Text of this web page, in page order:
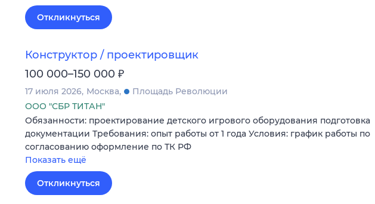
Откликнуться
Конструктор / проектировщик
100 000–150 000 ₽
17 июля 2026 Москва
Площадь Революции
ООО "СБР ТИТАН"
Обязанности: проектирование детского игрового оборудования подготовка
документации Требования: опыт работы от 1 года Условия: график работы по
согласованию оформление по ТК РФ
Показать ещё
Откликнуться